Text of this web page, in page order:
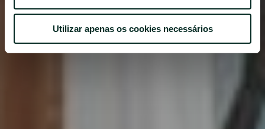
Utilizar apenas os cookies necessários